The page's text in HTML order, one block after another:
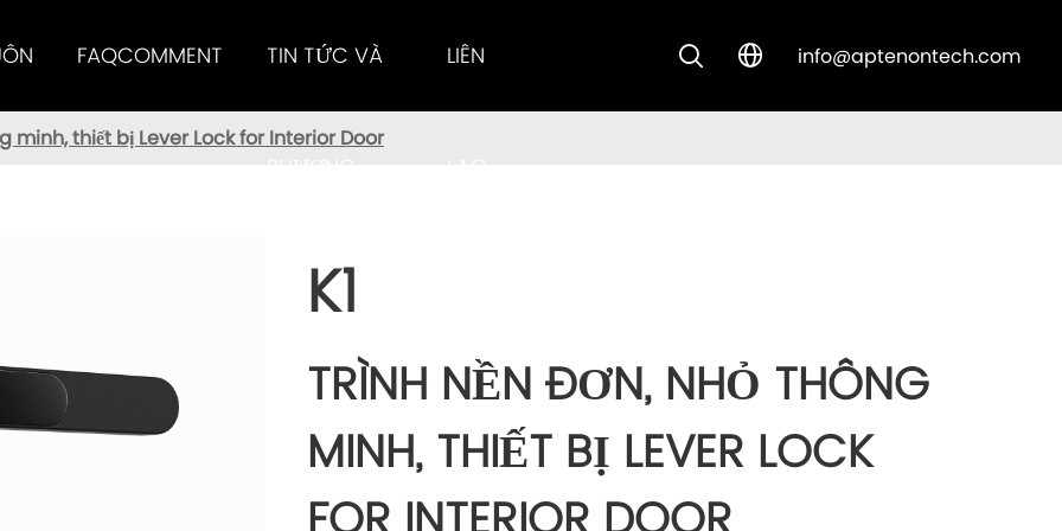
FAQCOMMENT TIN TỨC VÀ
TIỆN
LIÊN   info@aptenontech.com
minh, thiết bị Lever Lock for Interior Door
K1
TRÌNH NỀN ĐƠN, NHỎ THÔNG
MINH, THIẾT BỊ LEVER LOCK